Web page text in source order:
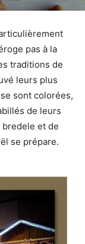
pas à la
traditions de
leurs plus
sont colorées,
de leurs
et de
se prépare.